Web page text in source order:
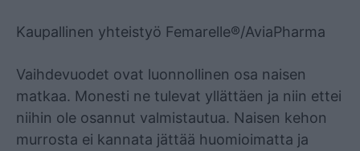
Kaupallinen yhteistyö Femarelle®/AviaPharma
Vaihdevuodet ovat luonnollinen osa naisen
matkaa. Monesti ne tulevat yllättäen ja niin ettei
niihin ole osannut valmistautua. Naisen kehon
murrosta ei kannata jättää huomioimatta ja